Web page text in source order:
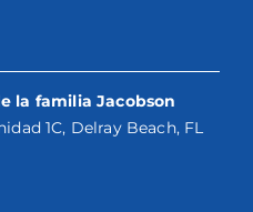
la familia Jacobson
1C, Delray Beach, FL